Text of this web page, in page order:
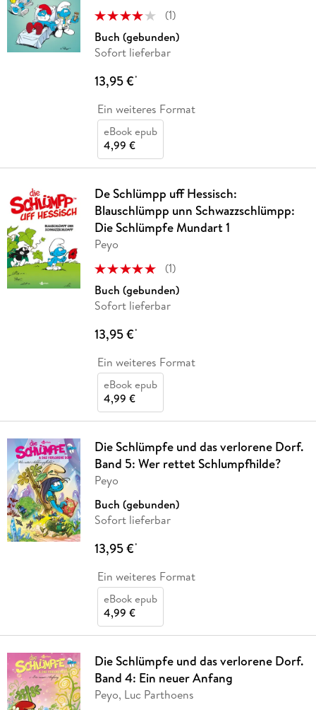
(1)
Buch (gebunden)
Sofort lieferbar
13,95 €*
Ein weiteres Format
eBook epub
4,99 €
De Schlümpp uff Hessisch:
Blauschlümpp unn Schwazzschlümpp:
Die Schlümpfe Mundart 1
Peyo
(1)
Buch (gebunden)
Sofort lieferbar
13,95 €*
Ein weiteres Format
eBook epub
4,99 €
Die Schlümpfe und das verlorene Dorf.
Band 5: Wer rettet Schlumpfhilde?
Peyo
Buch (gebunden)
Sofort lieferbar
13,95 €*
Ein weiteres Format
eBook epub
4,99 €
Die Schlümpfe und das verlorene Dorf.
Band 4: Ein neuer Anfang
Peyo, Luc Parthoens